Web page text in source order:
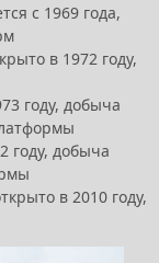
с 1969 года,
в 1972 году,
году, добыча
году, добыча
в 2010 году,